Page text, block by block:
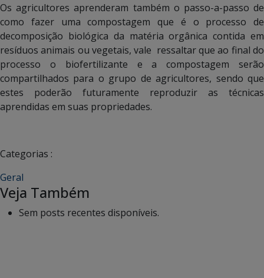
Os agricultores aprenderam também o passo-a-passo de
como fazer uma compostagem que é o processo de
decomposição biológica da matéria orgânica contida em
resíduos animais ou vegetais, vale ressaltar que ao final do
processo o biofertilizante e a compostagem serão
compartilhados para o grupo de agricultores, sendo que
estes poderão futuramente reproduzir as técnicas
aprendidas em suas propriedades.
Categorias :
Geral
Veja Também
Sem posts recentes disponíveis.